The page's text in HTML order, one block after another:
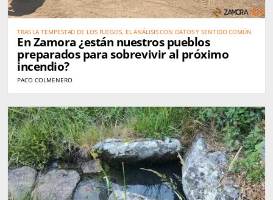
TRAS LA TEMPESTAD DE LOS FUEGOS, EL ANÁLISIS CON DATOS Y SENTIDO COMÚN
En Zamora ¿están nuestros pueblos
preparados para sobrevivir al próximo
incendio?
PACO COLMENERO